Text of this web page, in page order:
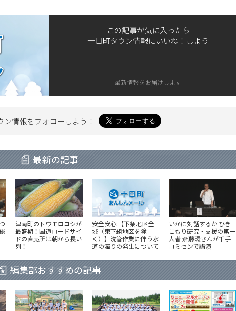
この記事が気に入ったら
十日町タウン情報にいいね！しよう
最新情報をお届けします
ン情報をフォローしよう！
最新の記事
津南町のトウモロコシが
最盛期！国道ロードサイ
ドの直売所は朝から長い
列！
安全安心:【下条地区全
域（東下組地区を除
く）】洗管作業に伴う水
道の濁りの発生について
いかに対話するか ひき
こもり研究・支援の第一
人者 斎藤環さんが千手
コミセンで講演
編集部おすすめの記事